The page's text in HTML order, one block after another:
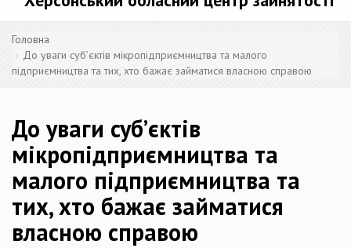
Головна
До уваги суб’єктів мікропідприємництва та малого
підприємництва та тих, хто бажає займатися власною справою
До уваги суб’єктів
мікропідприємництва та
малого підприємництва та
тих, хто бажає займатися
власною справою